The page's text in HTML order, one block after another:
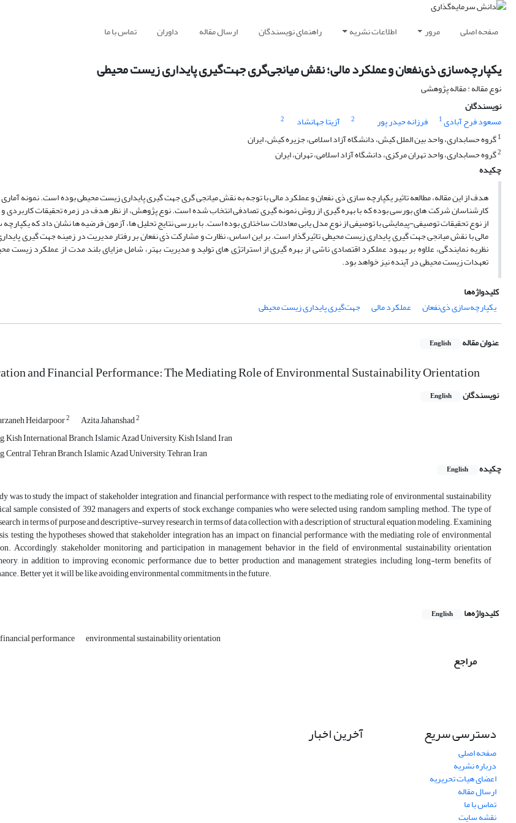
صفحه اصلی مرور اطلاعات نشریه راهنمای نویسندگان ارسال مقاله داوران تماس با ما
یکپارچه‌سازی ذی‌نفعان و عملکرد مالی؛ نقش میانجی‌گری جهت‌گیری پایداری زیست محیطی
نوع مقاله : مقاله پژوهشی
نویسندگان
مسعود فرح آبادی1 فرزانه حیدر پور 2 آزیتا جهانشاد
2
1گروه حسابداری، واحد بین الملل کیش، دانشگاه آزاد اسلامی، جزیره کیش، ایران
2گروه حسابداری، واحد تهران مرکزی، دانشگاه آزاد اسلامی، تهران، ایران
چکیده
کارشناسان شرکت های بورسی بوده که با بهره گیری از روش نمونه گیری تصادفی انتخاب شده است. نوع پژوهش، از نظر هدف در زمره تحقیقات کاربردی و
از نوع تحقیقات توصیفی-پیمایشی با توصیفی از نوع مدل یابی معادلات ساختاری بوده است. با بررسی نتایج تحلیل ها، آزمون فرضیه ها نشان داد که
مالی با نقش میانجی جهت گیری پایداری زیست محیطی تاثیرگذار است. بر این اساس، نظارت و مشارکت ذی نفعان بر رفتار مدیریت در زمینه جهت گیری
نظریه نمایندگی، علاوه بر بهبود عملکرد اقتصادی ناشی از بهره گیری از استراتژی های تولید و مدیریت بهتر، شامل مزایای بلند مدت از عملکرد زیست
تعهدات زیست محیطی در آینده نیز خواهد بود.
کلیدواژه‌ها
یکپارچه‌سازی ذی‌نفعان
عملکرد مالی جهت‌گیری پایداری زیست محیطی
عنوان مقاله English
and Financial Performance: The Mediating Role of Environmental Sustainability Orientation
نویسندگان English
Heidarpoor2 Azita Jahanshad2
Kish International Branch, Islamic Azad University, Kish Island, Iran
Tehran Branch, Islamic Azad University, Tehran, Iran
چکیده
English
was to study the impact of stakeholder integration and financial performance with respect to the mediating role of environmental sustainability
sample consisted of 392 managers and experts of stock exchange companies who were selected using random sampling method. The type of
in terms of purpose and descriptive-survey research in terms of data collection with a description of structural equation modeling. Examining
testing the hypotheses showed that stakeholder integration has an impact on financial performance with the mediating role of environmental
Accordingly, stakeholder monitoring and participation in management behavior in the field of environmental sustainability orientation
in addition to improving economic performance due to better production and management strategies, including long-term benefits of
Better yet, it will be like avoiding environmental commitments in the future.
کلیدواژه‌ها English
financial performance environmental sustainability orientation
مراجع
دسترسی سریع
صفحه اصلی
درباره نشریه
اعضای هیات تحریریه
ارسال مقاله
تماس با ما
نقشه سایت
آخرین اخبار